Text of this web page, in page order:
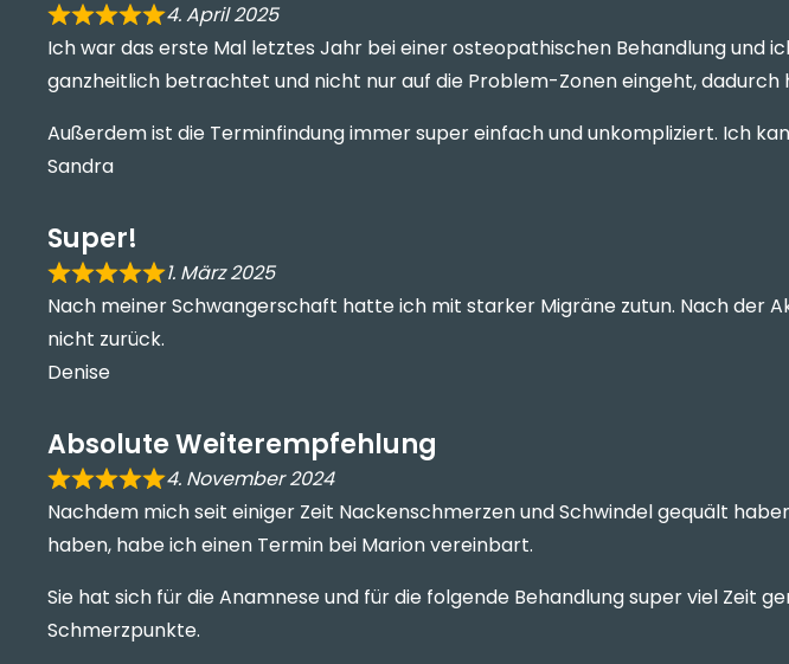
4. April 2025
Ich war das erste Mal letztes Jahr bei einer osteopathischen Behandlung und
ganzheitlich betrachtet und nicht nur auf die Problem-Zonen eingeht, dadurch
Außerdem ist die Terminfindung immer super einfach und unkompliziert. Ich
Sandra
Super!
1. März 2025
Nach meiner Schwangerschaft hatte ich mit starker Migräne zutun. Nach der
nicht zurück.
Denise
Absolute Weiterempfehlung
4. November 2024
Nachdem mich seit einiger Zeit Nackenschmerzen und Schwindel gequält
haben, habe ich einen Termin bei Marion vereinbart.
Sie hat sich für die Anamnese und für die folgende Behandlung super viel Zeit
Schmerzpunkte.